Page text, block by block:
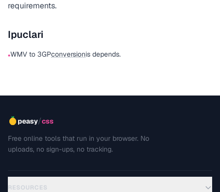
requirements.
Ipuclari
•WMV to 3GPconversionis depends.
peasy/css
Free online tools that run in your browser. No
uploads, no sign-ups, no tracking.
RESOURCES